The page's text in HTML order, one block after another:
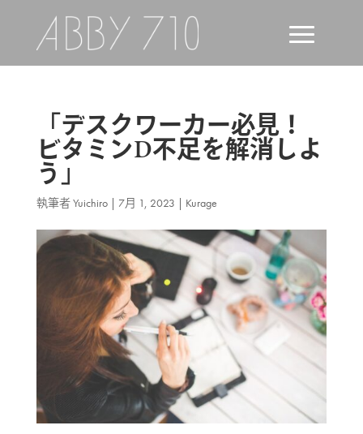
「デスクワーカー必見！
ビタミンD不足を解消しよ
う」
執筆者Yuichiro| 7月 1, 2023 | Kurage